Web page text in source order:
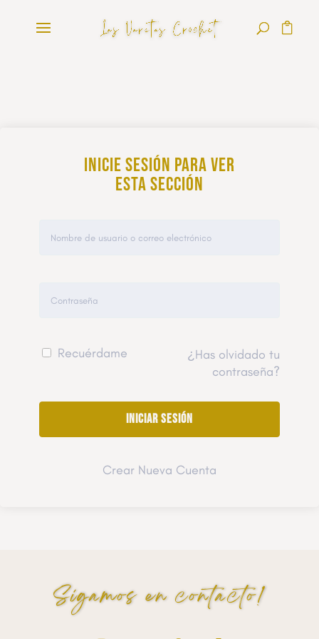
Inicie sesión para ver
esta sección
Recuérdame
¿Has olvidado tu
contraseña?
Crear Nueva Cuenta
Sigamos en contacto!